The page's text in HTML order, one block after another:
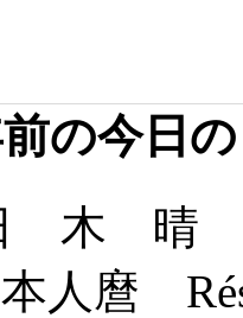
の今日
木 晴
人麿